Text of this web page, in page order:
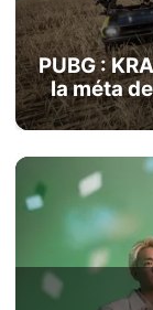
PUBG :
la méta